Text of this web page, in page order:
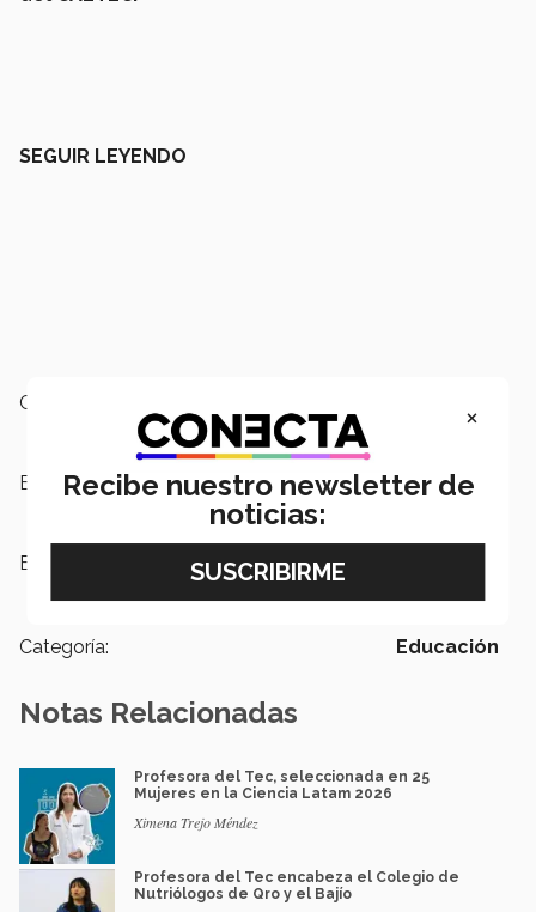
SEGUIR LEYENDO
Campus:
Escuelas: Ingeniería y Ciencias
Etiquetas: Agronomía, Escuela de Ingeniería
y Ciencias,
Categoría: Educación
Notas Relacionadas
Profesora del Tec, seleccionada en 25
Mujeres en la Ciencia Latam 2026
Ximena Trejo Méndez
Profesora del Tec encabeza el Colegio de
Nutriólogos de Qro y el Bajío
×
Recibe nuestro newsletter de
noticias: